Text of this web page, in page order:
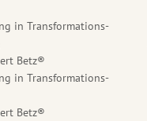
in Transformations-
Betz®
in Transformations-
Betz®